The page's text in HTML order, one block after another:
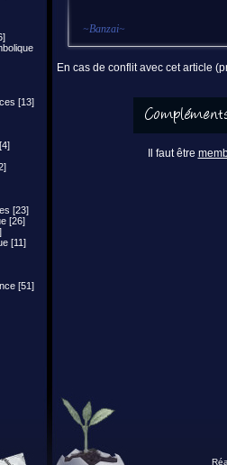
[13]
[23]
[26]
[11]
[51]
~Banzai~
En cas de conflit avec cet article
Il faut être